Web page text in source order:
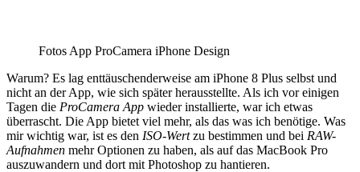
Fotos App ProCamera iPhone Design
Warum? Es lag enttäuschenderweise am iPhone 8 Plus selbst und
nicht an der App, wie sich später herausstellte. Als ich vor einigen
Tagen die ProCamera App wieder installierte, war ich etwas
überrascht. Die App bietet viel mehr, als das was ich benötige. Was
mir wichtig war, ist es den ISO-Wertzu bestimmen und bei RAW-
Aufnahmen mehr Optionen zu haben, als auf das MacBook Pro
auszuwandern und dort mit Photoshop zu hantieren.